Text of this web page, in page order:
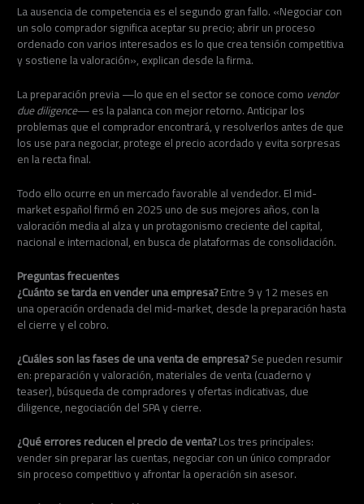
La ausencia de competencia es el segundo gran fallo. «Negociar con
un solo comprador significa aceptar su precio; abrir un proceso
ordenado con varios interesados es lo que crea tensión competitiva
y sostiene la valoración», explican desde la firma.
La preparación previa —lo que en el sector se conoce como vendor
due diligence— es la palanca con mejor retorno. Anticipar los
problemas que el comprador encontrará, y resolverlos antes de que
los use para negociar, protege el precio acordado y evita sorpresas
en la recta final.
Todo ello ocurre en un mercado favorable al vendedor. El mid-
market español firmó en 2025 uno de sus mejores años, con la
valoración media al alza y un protagonismo creciente del capital,
nacional e internacional, en busca de plataformas de consolidación.
Preguntas frecuentes
¿Cuánto se tarda en vender una empresa?Entre 9 y 12 meses en
una operación ordenada del mid-market, desde la preparación hasta
el cierre y el cobro.
¿Cuáles son las fases de una venta de empresa?Se pueden resumir
en: preparación y valoración, materiales de venta (cuaderno y
teaser), búsqueda de compradores y ofertas indicativas, due
diligence, negociación del SPA y cierre.
¿Qué errores reducen el precio de venta?Los tres principales:
vender sin preparar las cuentas, negociar con un único comprador
sin proceso competitivo y afrontar la operación sin asesor.